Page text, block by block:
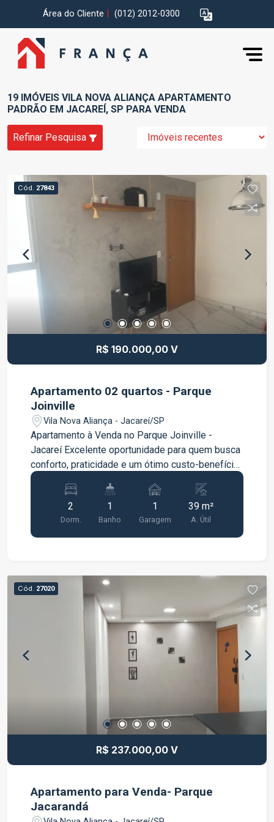
Área do Cliente (012) 2012-0300
19 IMÓVEIS VILA NOVA ALIANÇA APARTAMENTO
PADRÃO EM JACAREÍ, SP PARA VENDA
Refinar Pesquisa
Cód. 27843
R$ 190.000,00 V
Apartamento 02 quartos - Parque
Joinville
Vila Nova Aliança - Jacareí/SP
Apartamento à Venda no Parque Joinville -
Jacareí Excelente oportunidade para quem busca
conforto, praticidade e um ótimo custo-benefício!
Este apartamento é ideal para morar ou investir,
oferecendo ambientes bem distribuídos e
localização privilegiada, com fácil acesso aos
principais pontos da cidade. Características do
imóvel: 2 dormitórios; 1 banheiro; Sala ampla para
Parque Joinville, o imóvel está próximo a
supermercados, escolas, farmácias, comércios e
serviços essenciais, proporcionando mais
praticidade para o dia a dia. Além disso, conta
com fácil acesso às principais vias de Jacareí e
à Rodovia Presidente Dutra. Não perca essa
oportunidade de conquistar seu novo imóvel!
2
Dorm.
1
Banho
1
Garagem
39 m²
A. Útil
Cód. 27020
R$ 237.000,00 V
Apartamento para Venda- Parque
Jacarandá